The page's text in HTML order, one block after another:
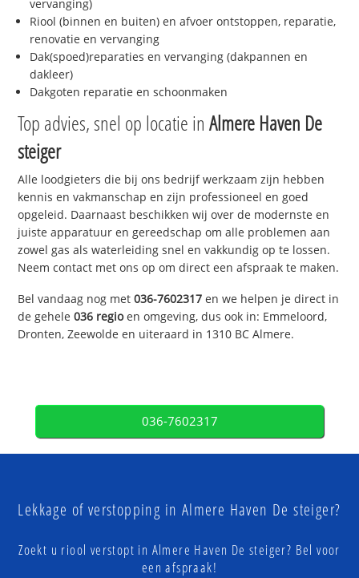
vervanging)
Riool (binnen en buiten) en afvoer ontstoppen, reparatie,
renovatie en vervanging
Dak(spoed)reparaties en vervanging (dakpannen en
dakleer)
Dakgoten reparatie en schoonmaken
Top advies, snel op locatie inAlmere Haven De
steiger
Alle loodgieters die bij ons bedrijf werkzaam zijn hebben
kennis en vakmanschap en zijn professioneel en goed
opgeleid. Daarnaast beschikken wij over de modernste en
juiste apparatuur en gereedschap om alle problemen aan
zowel gas als waterleiding snel en vakkundig op te lossen.
Neem contact met ons op om direct een afspraak te maken.
Bel vandaag nog met036-7602317 en we helpen je direct in
de gehele036 regioen omgeving, dus ook in: Emmeloord,
Dronten, Zeewolde en uiteraard in 1310 BC Almere.
036-7602317
Lekkage of verstopping in Almere Haven De steiger?
Zoekt u riool verstopt in Almere Haven De steiger? Bel voor
een afspraak!